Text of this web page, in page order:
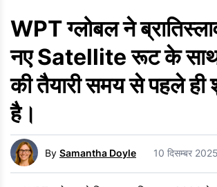
WPT ग्लोबल ने
नए Satellite रूट के
की तैयारी समय से पहले
है।
By Samantha Doyle 10 दिसम्बर 2025